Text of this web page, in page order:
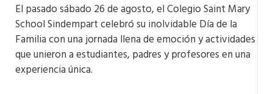
El pasado sábado 26 de agosto, el Colegio Saint Mary
School Sindempart celebró su inolvidable Día de la
Familia con una jornada llena de emoción y actividades
que unieron a estudiantes, padres y profesores en una
experiencia única.